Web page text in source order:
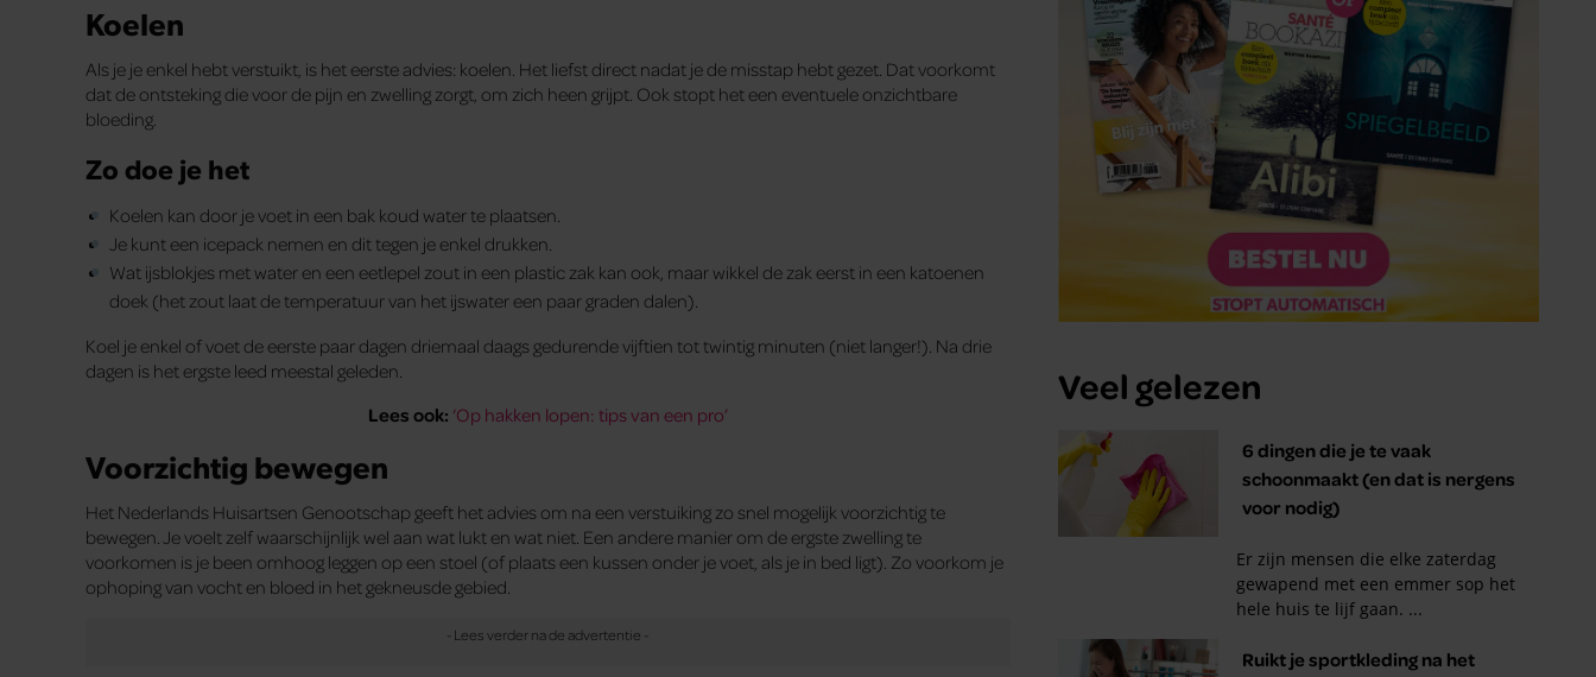
Koelen
Als je je enkel hebt verstuikt, is het eerste advies: koelen. Het liefst direct nadat je de misstap hebt gezet. Dat voorkomt
dat de ontsteking die voor de pijn en zwelling zorgt, om zich heen grijpt. Ook stopt het een eventuele onzichtbare
bloeding.
Zo doe je het
Koelen kan door je voet in een bak koud water te plaatsen.
Je kunt een icepack nemen en dit tegen je enkel drukken.
Wat ijsblokjes met water en een eetlepel zout in een plastic zak kan ook, maar wikkel de zak eerst in een katoenen
doek (het zout laat de temperatuur van het ijswater een paar graden dalen).
Koel je enkel of voet de eerste paar dagen driemaal daags gedurende vijftien tot twintig minuten (niet langer!). Na drie
dagen is het ergste leed meestal geleden.
Lees ook: ‘Op hakken lopen: tips van een pro’
Voorzichtig bewegen
Het Nederlands Huisartsen Genootschap geeft het advies om na een verstuiking zo snel mogelijk voorzichtig te
bewegen. Je voelt zelf waarschijnlijk wel aan wat lukt en wat niet. Een andere manier om de ergste zwelling te
voorkomen is je been omhoog leggen op een stoel (of plaats een kussen onder je voet, als je in bed ligt). Zo voorkom je
ophoping van vocht en bloed in het gekneusde gebied.